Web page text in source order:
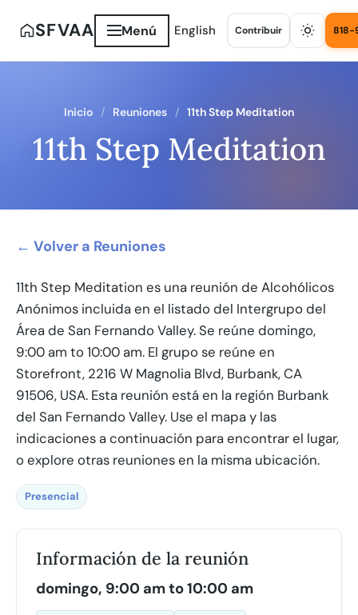
SFVAA Menú English Contribuir 818-
Inicio Reuniones 11th Step Meditation
11th Step Meditation
← Volver a Reuniones
11th Step Meditation es una reunión de Alcohólicos
Anónimos incluida en el listado del Intergrupo del
Área de San Fernando Valley. Se reúne domingo,
9:00 am to 10:00 am. El grupo se reúne en
Storefront, 2216 W Magnolia Blvd, Burbank, CA
91506, USA. Esta reunión está en la región Burbank
del San Fernando Valley. Use el mapa y las
indicaciones a continuación para encontrar el lugar,
o explore otras reuniones en la misma ubicación.
Presencial
Información de la reunión
domingo, 9:00 am to 10:00 am